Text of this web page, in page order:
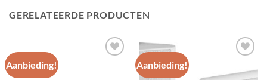
GERELATEERDE PRODUCTEN
Aanbieding! Aanbieding!